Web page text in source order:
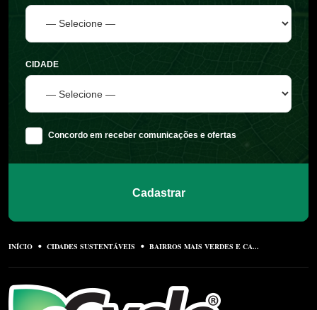
CIDADE
Concordo em receber comunicações e ofertas
Cadastrar
INÍCIO CIDADES SUSTENTÁVEIS BAIRROS MAIS VERDES E CA...